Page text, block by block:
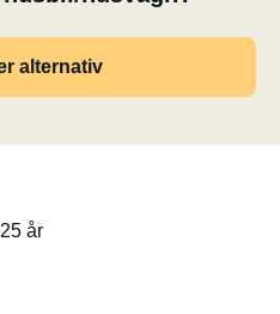
alternativ
år